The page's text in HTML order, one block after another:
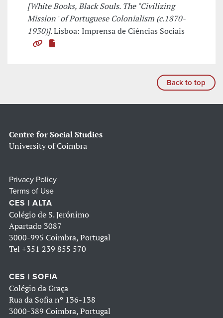
[White Books, Black Souls. The "Civilizing
Mission" of Portuguese Colonialism (c.1870-
1930)]. Lisboa: Imprensa de Ciências Sociais
Back to top
Centre for Social Studies
University of Coimbra
Privacy Policy
Terms of Use
CES | ALTA
Colégio de S. Jerónimo
Apartado 3087
3000-995 Coimbra, Portugal
Tel +351 239 855 570
CES | SOFIA
Colégio da Graça
Rua da Sofia nº 136-138
3000-389 Coimbra, Portugal